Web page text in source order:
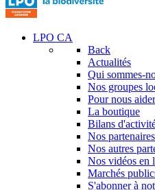
LPO CA
Back
Actualités
Qui sommes-
Nos groupes
Pour nous aider
La boutique
Bilans
Nos
Nos autres
Nos vidéos en
Marchés
S'abonner à